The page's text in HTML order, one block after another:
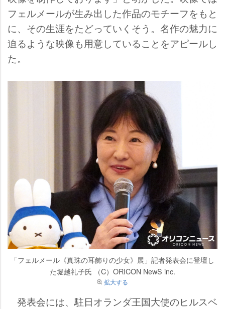
フェルメールが生み出した作品のモチーフをもと
に、その生涯をたどっていくそう。名作の魅力に
迫るような映像も用意していることをアピールし
た。
「フェルメール《真珠の耳飾りの少女》展」記者発表会に登壇し
た堀越礼子氏 （C）ORICON NewS inc.
拡大する
発表会には、駐日オランダ王国大使のヒルスベ